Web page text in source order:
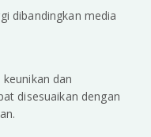
dibandingkan media
dan
disesuaikan dengan